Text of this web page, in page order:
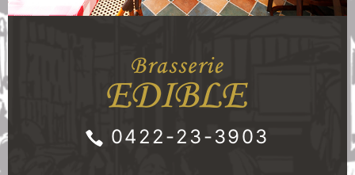
0422-23-3903